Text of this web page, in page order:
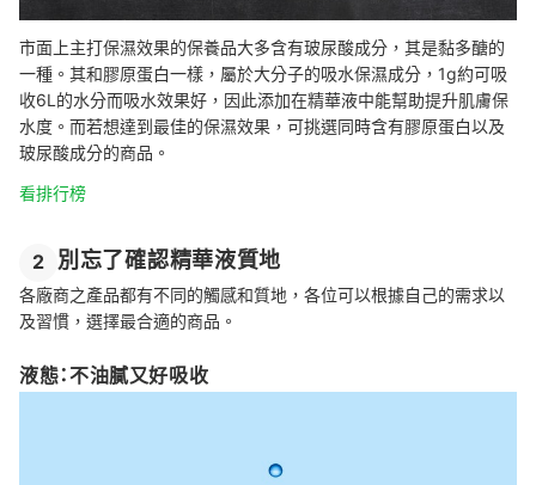
市面上主打保濕效果的保養品大多含有玻尿酸成分，其是黏多醣的
一種。其和膠原蛋白一樣，屬於大分子的吸水保濕成分，1g約可吸
收6L的水分而吸水效果好，因此添加在精華液中能幫助提升肌膚保
水度。而若想達到最佳的保濕效果，可挑選同時含有膠原蛋白以及
玻尿酸成分的商品。
看排行榜
2 別忘了確認精華液質地
各廠商之產品都有不同的觸感和質地，各位可以根據自己的需求以
及習慣，選擇最合適的商品。
液態：不油膩又好吸收